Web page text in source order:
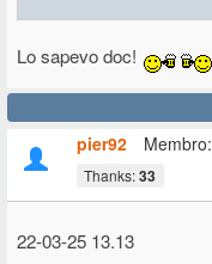
Lo sapevo doc!
pier92
Membro:
Thanks:33
22-03-25 13.13